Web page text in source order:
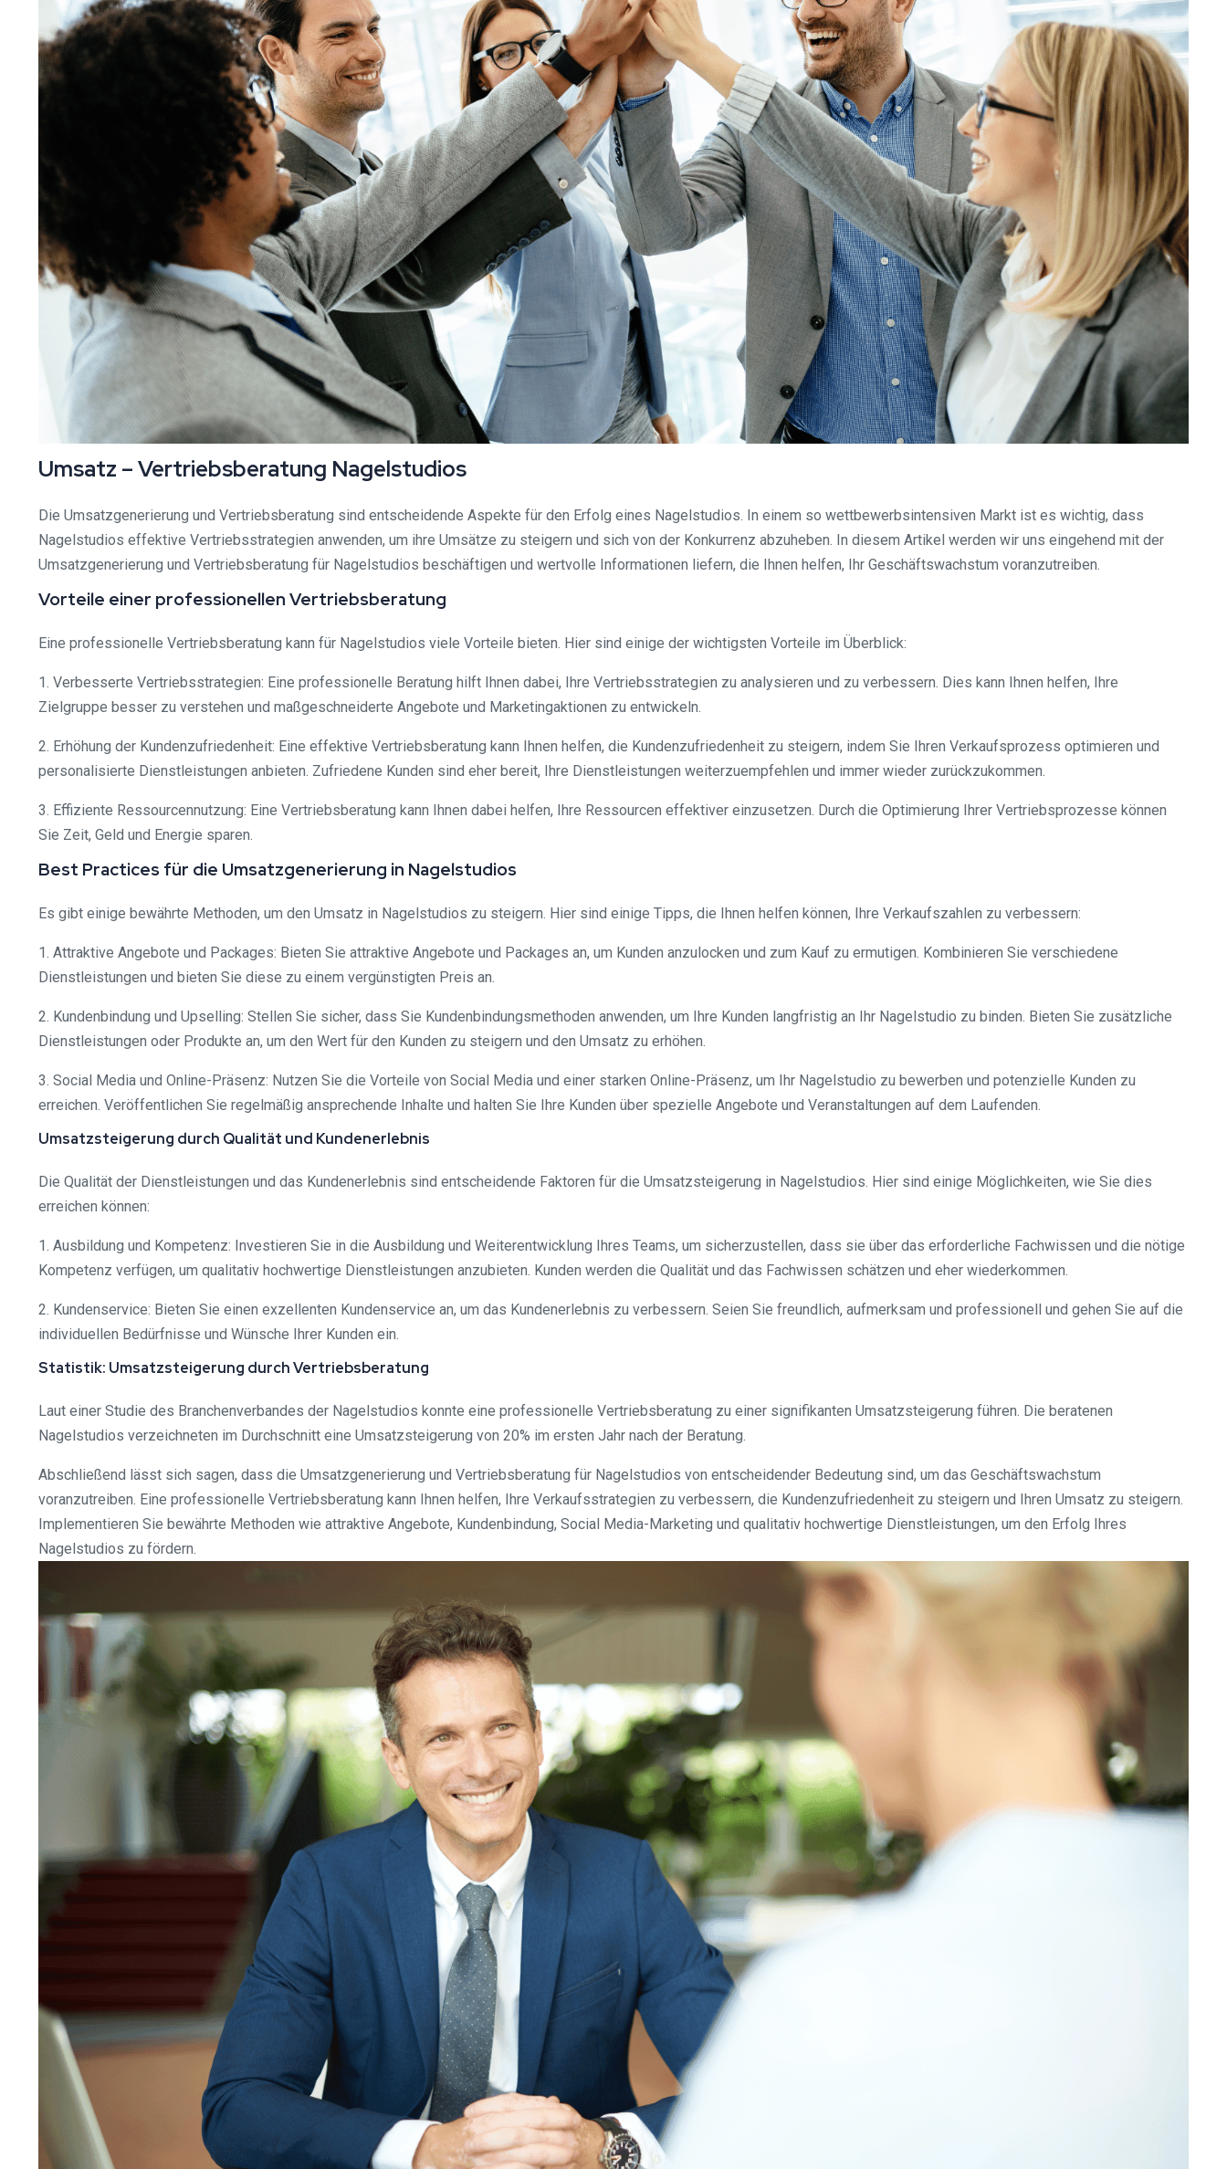
Umsatz – Vertriebsberatung Nagelstudios
Die Umsatzgenerierung und Vertriebsberatung sind entscheidende Aspekte für den Erfolg eines Nagelstudios. In einem so wettbewerbsintensiven Markt ist es wichtig, dass
Nagelstudios effektive Vertriebsstrategien anwenden, um ihre Umsätze zu steigern und sich von der Konkurrenz abzuheben. In diesem Artikel werden wir uns eingehend mit der
Umsatzgenerierung und Vertriebsberatung für Nagelstudios beschäftigen und wertvolle Informationen liefern, die Ihnen helfen, Ihr Geschäftswachstum voranzutreiben.
Vorteile einer professionellen Vertriebsberatung
Eine professionelle Vertriebsberatung kann für Nagelstudios viele Vorteile bieten. Hier sind einige der wichtigsten Vorteile im Überblick:
1. Verbesserte Vertriebsstrategien: Eine professionelle Beratung hilft Ihnen dabei, Ihre Vertriebsstrategien zu analysieren und zu verbessern. Dies kann Ihnen helfen, Ihre
Zielgruppe besser zu verstehen und maßgeschneiderte Angebote und Marketingaktionen zu entwickeln.
2. Erhöhung der Kundenzufriedenheit: Eine effektive Vertriebsberatung kann Ihnen helfen, die Kundenzufriedenheit zu steigern, indem Sie Ihren Verkaufsprozess optimieren und
personalisierte Dienstleistungen anbieten. Zufriedene Kunden sind eher bereit, Ihre Dienstleistungen weiterzuempfehlen und immer wieder zurückzukommen.
3. Effiziente Ressourcennutzung: Eine Vertriebsberatung kann Ihnen dabei helfen, Ihre Ressourcen effektiver einzusetzen. Durch die Optimierung Ihrer Vertriebsprozesse können
Sie Zeit, Geld und Energie sparen.
Best Practices für die Umsatzgenerierung in Nagelstudios
Es gibt einige bewährte Methoden, um den Umsatz in Nagelstudios zu steigern. Hier sind einige Tipps, die Ihnen helfen können, Ihre Verkaufszahlen zu verbessern:
1. Attraktive Angebote und Packages: Bieten Sie attraktive Angebote und Packages an, um Kunden anzulocken und zum Kauf zu ermutigen. Kombinieren Sie verschiedene
Dienstleistungen und bieten Sie diese zu einem vergünstigten Preis an.
2. Kundenbindung und Upselling: Stellen Sie sicher, dass Sie Kundenbindungsmethoden anwenden, um Ihre Kunden langfristig an Ihr Nagelstudio zu binden. Bieten Sie zusätzliche
Dienstleistungen oder Produkte an, um den Wert für den Kunden zu steigern und den Umsatz zu erhöhen.
3. Social Media und Online-Präsenz: Nutzen Sie die Vorteile von Social Media und einer starken Online-Präsenz, um Ihr Nagelstudio zu bewerben und potenzielle Kunden zu
erreichen. Veröffentlichen Sie regelmäßig ansprechende Inhalte und halten Sie Ihre Kunden über spezielle Angebote und Veranstaltungen auf dem Laufenden.
Umsatzsteigerung durch Qualität und Kundenerlebnis
Die Qualität der Dienstleistungen und das Kundenerlebnis sind entscheidende Faktoren für die Umsatzsteigerung in Nagelstudios. Hier sind einige Möglichkeiten, wie Sie dies
erreichen können:
1. Ausbildung und Kompetenz: Investieren Sie in die Ausbildung und Weiterentwicklung Ihres Teams, um sicherzustellen, dass sie über das erforderliche Fachwissen und die nötige
Kompetenz verfügen, um qualitativ hochwertige Dienstleistungen anzubieten. Kunden werden die Qualität und das Fachwissen schätzen und eher wiederkommen.
2. Kundenservice: Bieten Sie einen exzellenten Kundenservice an, um das Kundenerlebnis zu verbessern. Seien Sie freundlich, aufmerksam und professionell und gehen Sie auf die
individuellen Bedürfnisse und Wünsche Ihrer Kunden ein.
Statistik: Umsatzsteigerung durch Vertriebsberatung
Laut einer Studie des Branchenverbandes der Nagelstudios konnte eine professionelle Vertriebsberatung zu einer signifikanten Umsatzsteigerung führen. Die beratenen
Nagelstudios verzeichneten im Durchschnitt eine Umsatzsteigerung von 20% im ersten Jahr nach der Beratung.
Abschließend lässt sich sagen, dass die Umsatzgenerierung und Vertriebsberatung für Nagelstudios von entscheidender Bedeutung sind, um das Geschäftswachstum
voranzutreiben. Eine professionelle Vertriebsberatung kann Ihnen helfen, Ihre Verkaufsstrategien zu verbessern, die Kundenzufriedenheit zu steigern und Ihren Umsatz zu steigern.
Implementieren Sie bewährte Methoden wie attraktive Angebote, Kundenbindung, Social Media-Marketing und qualitativ hochwertige Dienstleistungen, um den Erfolg Ihres
Nagelstudios zu fördern.